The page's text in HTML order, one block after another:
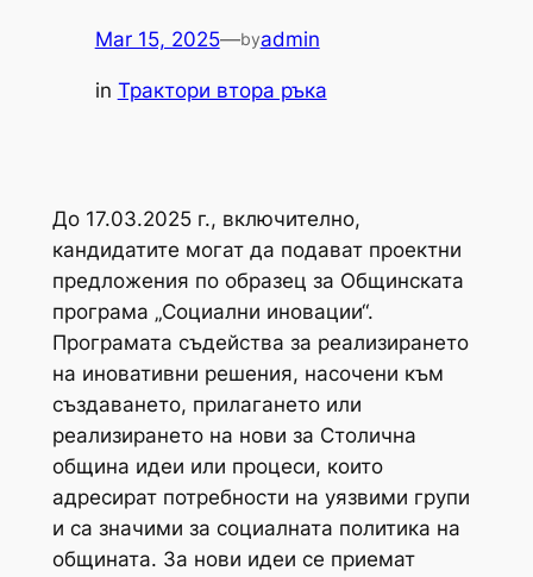
Mar 15, 2025—byadmin
in Трактори втора ръка
До 17.03.2025 г., включително,
кандидатите могат да подават проектни
предложения по образец за Общинската
програма „Социални иновации“.
Програмата съдейства за реализирането
на иновативни решения, насочени към
създаването, прилагането или
реализирането на нови за Столична
община идеи или процеси, които
адресират потребности на уязвими групи
и са значими за социалната политика на
общината. За нови идеи се приемат